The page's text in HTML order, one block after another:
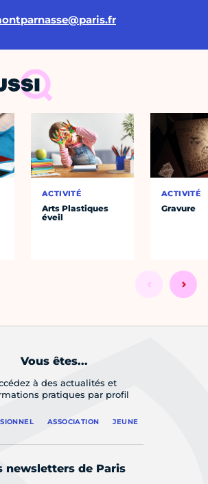
ACTIVITÉ
Arts Plastiques
éveil
ACTIVITÉ
Gravure
Vous êtes...
à des actualités et
pratiques par profil
ASSOCIATION JEUNE
newsletters de Paris